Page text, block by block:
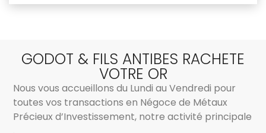
GODOT & FILS ANTIBES RACHETE
VOTRE OR
Nous vous accueillons du Lundi au Vendredi pour
toutes vos transactions en Négoce de Métaux
Précieux d’Investissement, notre activité principale